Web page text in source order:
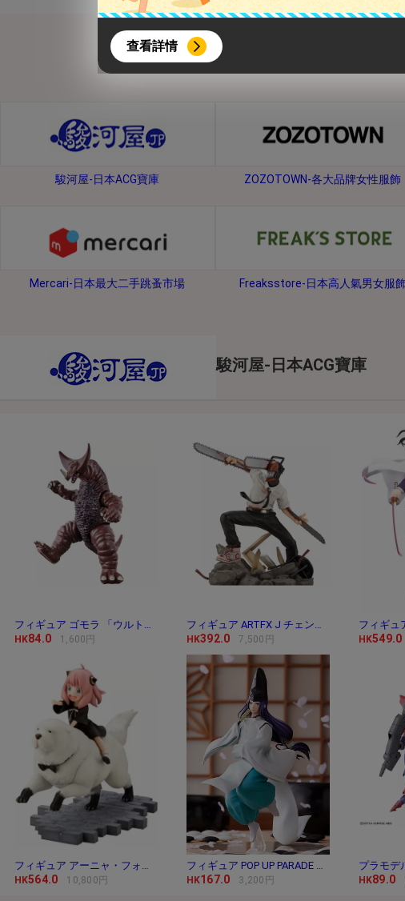
活動期間：
本月每完成簽到7次，系統會即時發放「
會員需完成手機認證才可參加本活動，若
與商品金額。
Letao Dollar不可用於購買商品為「門票
Letao 保有所有變更、修改或提前終止之
查看詳情
駿河屋-日本ACG寶庫 ZOZOTOWN-各大品牌女性服飾
Mercari-日本最大二手跳蚤市場 Freaksstore-日本高人氣男女服
駿河屋-日本ACG寶庫
HK84.0 1,600円 HK392.0 7,500円 HK549.0
HK564.0 10,800円 HK167.0 3,200円 HK89.0